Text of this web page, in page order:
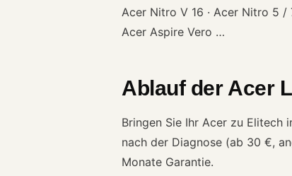
Acer Nitro V 16 · Acer Nitro 5 /
Acer Aspire Vero …
Ablauf der Acer
Bringen Sie Ihr Acer zu Elitech
nach der Diagnose (ab 30 €,
Monate Garantie.